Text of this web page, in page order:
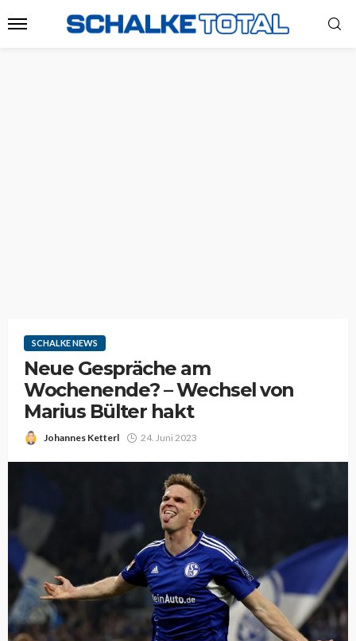
SCHALKE NEWS
Neue Gespräche am
Wochenende? – Wechsel von
Marius Bülter hakt
Johannes Ketterl 24. Juni 2023